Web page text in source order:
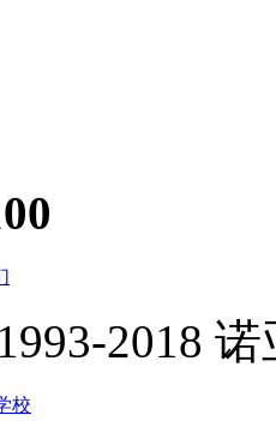
2018
校